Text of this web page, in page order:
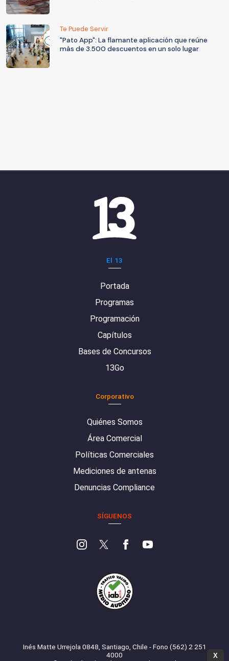
Te Puede Servir
"Pato App": La flamante aplicación que reúne
más de 3.500 descuentos en un solo lugar
El 13
Portada
Programas
Programación
Capítulos
Bases de Concursos
13Go
Corporativo
Quiénes Somos
Área Comercial
Políticas Comerciales
Mediciones de antenas
Denuncias Compliance
SÍGUENOS
Inés Matte Urrejola 0848, Santiago, Chile - Fono (562) 2 251
4000
X